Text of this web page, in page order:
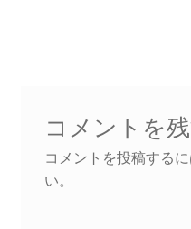
【温度と体積の関係
人
シ
ョ
コメントを
コメントを投稿する
い。